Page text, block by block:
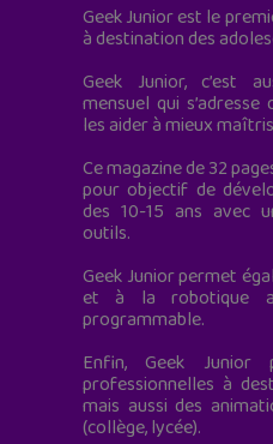
Geek Junior est le
à destination des
Geek Junior, c’est
mensuel qui
les aider à mieux
Ce magazine de 32
pour objectif de
des 10-15 ans avec
outils.
Geek Junior permet
et à la robotique
programmable.
Enfin, Geek Junior
professionnelles à
mais aussi des
(collège, lycée).